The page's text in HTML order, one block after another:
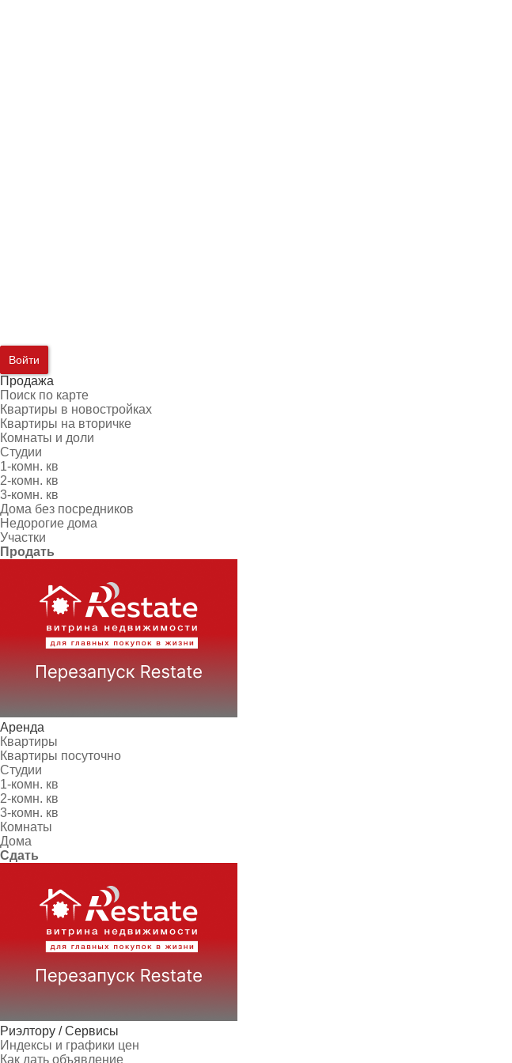
Войти
Продажа
Поиск по карте
Квартиры в новостройках
Квартиры на вторичке
Комнаты и доли
Студии
1-комн. кв
2-комн. кв
3-комн. кв
Дома без посредников
Недорогие дома
Участки
Продать
Аренда
Квартиры
Квартиры посуточно
Студии
1-комн. кв
2-комн. кв
3-комн. кв
Комнаты
Дома
Сдать
Риэлтору / Сервисы
Индексы и графики цен
Как дать объявление